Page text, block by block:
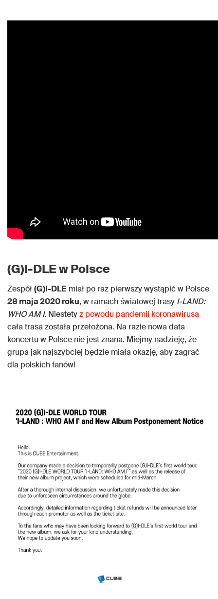
(G)I-DLE w Polsce
Zespół(G)I-DLE miał po raz pierwszy wystąpić w Polsce
28 maja 2020 roku, w ramach światowej trasy I-LAND:
WHO AM I. Niestetyz powodu pandemii koronawirusa
cała trasa została przełożona. Na razie nowa data
koncertu w Polsce nie jest znana. Miejmy nadzieję, że
grupa jak najszybciej będzie miała okazję, aby zagrać
dla polskich fanów!